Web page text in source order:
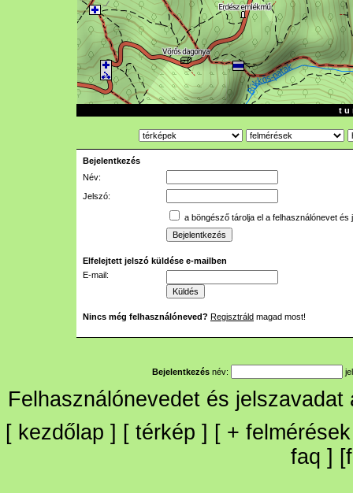
t u
Bejelentkezés
Név:
Jelszó:
a böngésző tárolja el a felhasználónevet és
Elfelejtett jelszó küldése e-mailben
E-mail:
Nincs még felhasználóneved? Regisztráld magad most!
Bejelentkezés név:
Felhasználónevedet és
[ kezdőlap ] [ térkép ] [ + felmérések
faq ] [